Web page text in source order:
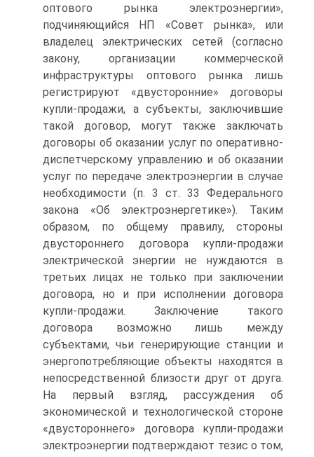
оптового рынка электроэнергии»,
подчиняющийся НП «Совет рынка», или
владелец электрических сетей (согласно
закону, организации коммерческой
инфраструктуры оптового рынка лишь
регистрируют «двусторонние» договоры
купли-продажи, а субъекты, заключившие
такой договор, могут также заключать
договоры об оказании услуг по оперативно-
диспетчерскому управлению и об оказании
услуг по передаче электроэнергии в случае
необходимости (п. 3 ст. 33 Федерального
закона «Об электроэнергетике»). Таким
образом, по общему правилу, стороны
двустороннего договора купли-продажи
электрической энергии не нуждаются в
третьих лицах не только при заключении
договора, но и при исполнении договора
купли-продажи. Заключение такого
договора возможно лишь между
субъектами, чьи генерирующие станции и
энергопотребляющие объекты находятся в
непосредственной близости друг от друга.
На первый взгляд, рассуждения об
экономической и технологической стороне
«двустороннего» договора купли-продажи
электроэнергии подтверждают тезис о том,